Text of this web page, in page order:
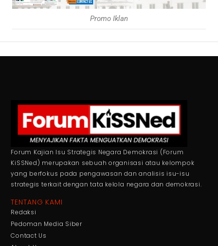
Promo Iklan
Forum Kajian Isu Strategis Negara Demokrasi (Forum
KiSSNed) merupakan sebuah organisasi atau kelompok
yang berfokus pada pengawasan dan analisis isu-isu
strategis terkait dengan tata kelola negara dan demokrasi.
TENTANG KAMI
Redaksi
Pedoman Media Siber
Contact Us